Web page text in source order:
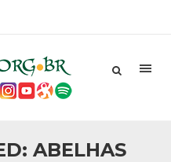
ABELHAS
Sobre o
presente artigo resume as